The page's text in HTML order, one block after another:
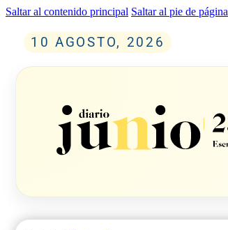
Saltar al contenido principal Saltar al pie de página
10 AGOSTO, 2026